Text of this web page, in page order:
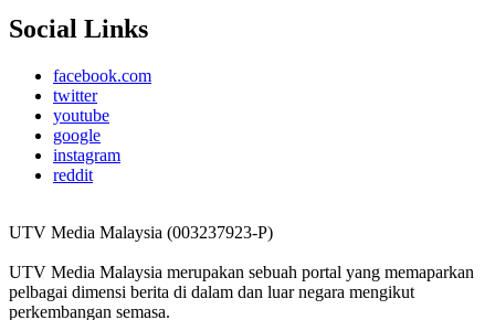
Social Links
facebook.com
twitter
youtube
google
instagram
reddit
UTV Media Malaysia (003237923-P)
UTV Media Malaysia merupakan sebuah portal yang memaparkan
pelbagai dimensi berita di dalam dan luar negara mengikut
perkembangan semasa.